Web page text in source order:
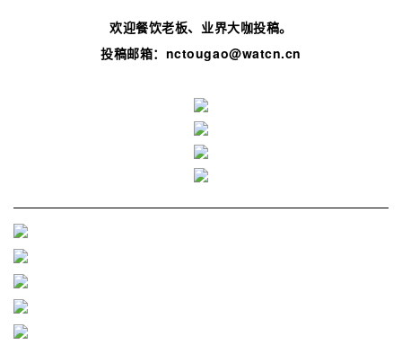
欢迎餐饮老板、业界大咖投稿。
投稿邮箱：nctougao@watcn.cn